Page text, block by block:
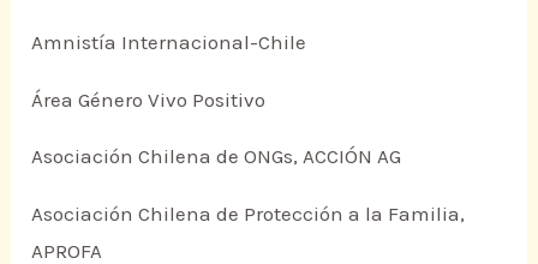
Amnistía Internacional-Chile
Área Género Vivo Positivo
Asociación Chilena de ONGs, ACCIÓN AG
Asociación Chilena de Protección a la Familia,
APROFA